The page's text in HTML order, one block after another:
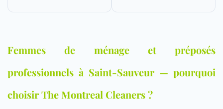
Femmes de ménage et préposés
professionnels à Saint-Sauveur — pourquoi
choisir The Montreal Cleaners ?